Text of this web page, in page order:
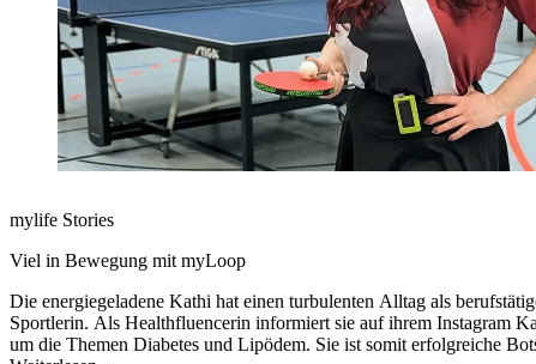
mylife Stories
Viel in Bewegung mit myLoop
Die energiegeladene Kathi hat einen turbulenten Alltag als
Sportlerin. Als Healthfluencerin informiert sie auf ihrem Instagram
um die Themen Diabetes und Lipödem. Sie ist somit erfolgreiche